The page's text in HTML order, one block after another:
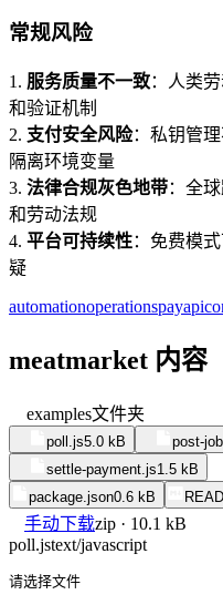
常规风险
1. 服务质量不一致：人类
和验证机制
2. 支付安全风险：私钥管
隔离环境变量
3. 法律合规灰色地带：全
和劳动法规
4. 平台可持续性：免费模
疑
automationoperationspayapi
meatmarket 内容
examples文件夹
poll.js5.0 kB post-
settle-payment.js1.5 kB
package.json0.6 kB
手动下载zip · 10.1 kB
poll.jstext/javascript
请选择文件